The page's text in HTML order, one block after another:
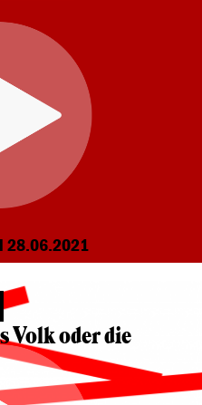
28.06.2021
Volk oder die